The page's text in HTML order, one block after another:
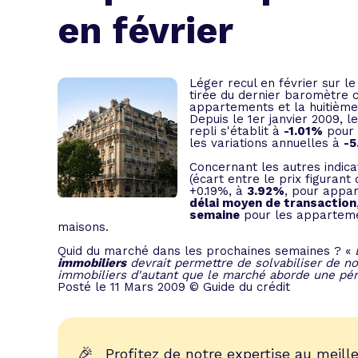
Profitez de notre expertise au
Trouvez votre prêt conso au
Bénéficiez de notre expertise en
en février
Léger recul en février sur
tirée du dernier baromètre
appartements et la
Depuis le 1er janvier 2009,
repli s'établit à -1.01%
les variations annuelles à -
Concernant les autres
(écart entre le prix figurant
+0.19%, à 3.92%, pour
délai moyen de transaction
semaine pour les
maisons.
Quid du marché dans les prochaines semaines ? «
immobiliersdevrait permettre de solvabiliser de
immobiliers d'autant que le marché aborde une
Posté le 11 Mars 2009 © Guide du crédit
🎉 Profitez de notre expertise au